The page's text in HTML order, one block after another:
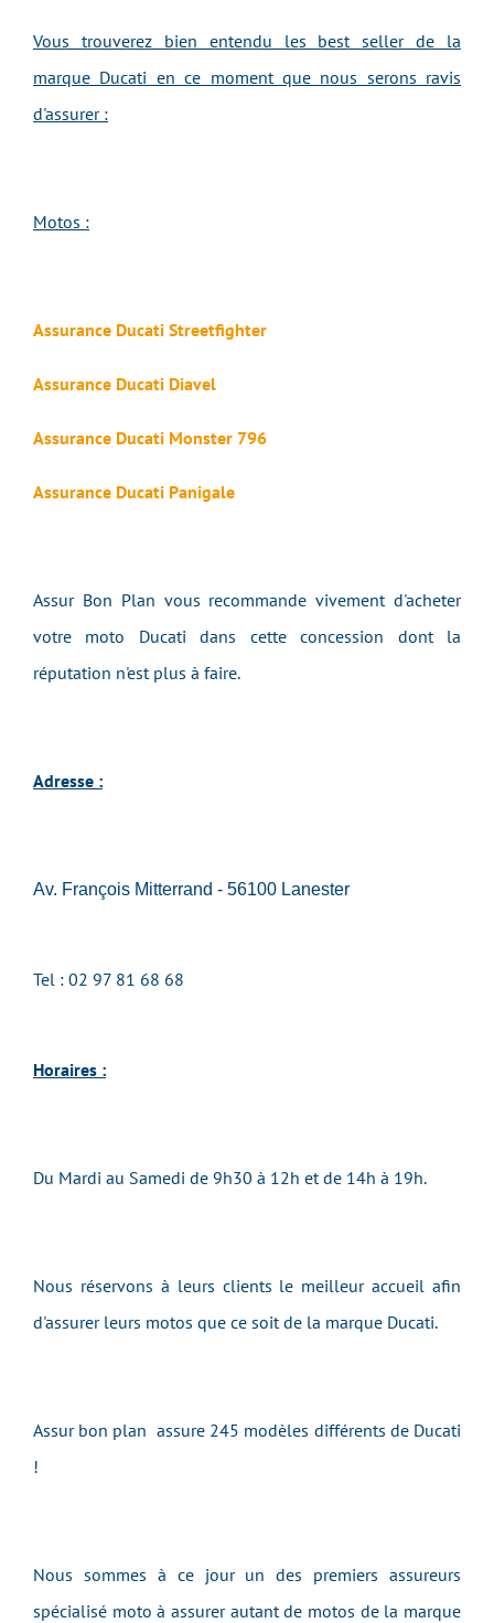
Vous trouverez bien entendu les best seller de la
marque Ducati en ce moment que nous serons ravis
d'assurer :
Motos :
Assurance Ducati Streetfighter
Assurance Ducati Diavel
Assurance Ducati Monster 796
Assurance Ducati Panigale
Assur Bon Plan vous recommande vivement d'acheter
votre moto Ducati dans cette concession dont la
réputation n'est plus à faire.
Adresse :
Av. François Mitterrand - 56100 Lanester
Tel : 02 97 81 68 68
Horaires :
Du Mardi au Samedi de 9h30 à 12h et de 14h à 19h.
Nous réservons à leurs clients le meilleur accueil afin
d'assurer leurs motos que ce soit de la marque Ducati.
Assur bon plan assure 245 modèles différents de Ducati
!
Nous sommes à ce jour un des premiers assureurs
spécialisé moto à assurer autant de motos de la marque